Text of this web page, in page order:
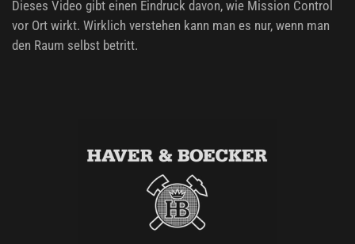
Dieses Video gibt einen Eindruck davon, wie Mission Control
vor Ort wirkt. Wirklich verstehen kann man es nur, wenn man
den Raum selbst betritt.